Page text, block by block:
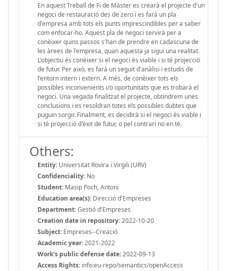
En aquest Treball de Fi de Màster es crearà el projecte d'un
negoci de restauració des de zero i es farà un pla
d'empresa amb tots els punts imprescindibles per a saber
com enfocar-ho. Aquest pla de negoci servirà per a
conèixer quins passos s'han de prendre en cadascuna de
les àrees de l'empresa, quan aquesta ja sigui una realitat.
L'objectiu és conèixer si el negoci és viable i si té projecció
de futur. Per això, es farà un seguit d'anàlisi i estudis de
l'entorn intern i extern. A més, de conèixer tots els
possibles inconvenients i/o oportunitats que es trobarà el
negoci. Una vegada finalitzat el projecte, obtindrem unes
conclusions i es resoldran totes els possibles dubtes que
puguin sorgir. Finalment, es decidirà si el negoci és viable i
si té projecció d'èxit de futur, o pel contrari no en té.
Others:
Entity: Universitat Rovira i Virgili (URV)
Confidenciality: No
Student: Masip Poch, Antoni
Education area(s): Direcció d'Empreses
Department:Gestió d'Empreses
Creation date in repository:2022-10-20
Subject: Empreses--Creació
Academic year:2021-2022
Work's public defense date:2022-09-13
Access Rights: info:eu-repo/semantics/openAccess